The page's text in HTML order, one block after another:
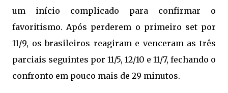
um início complicado para confirmar o
favoritismo. Após perderem o primeiro set por
11/9, os brasileiros reagiram e venceram as três
parciais seguintes por 11/5, 12/10 e 11/7, fechando o
confronto em pouco mais de 29 minutos.